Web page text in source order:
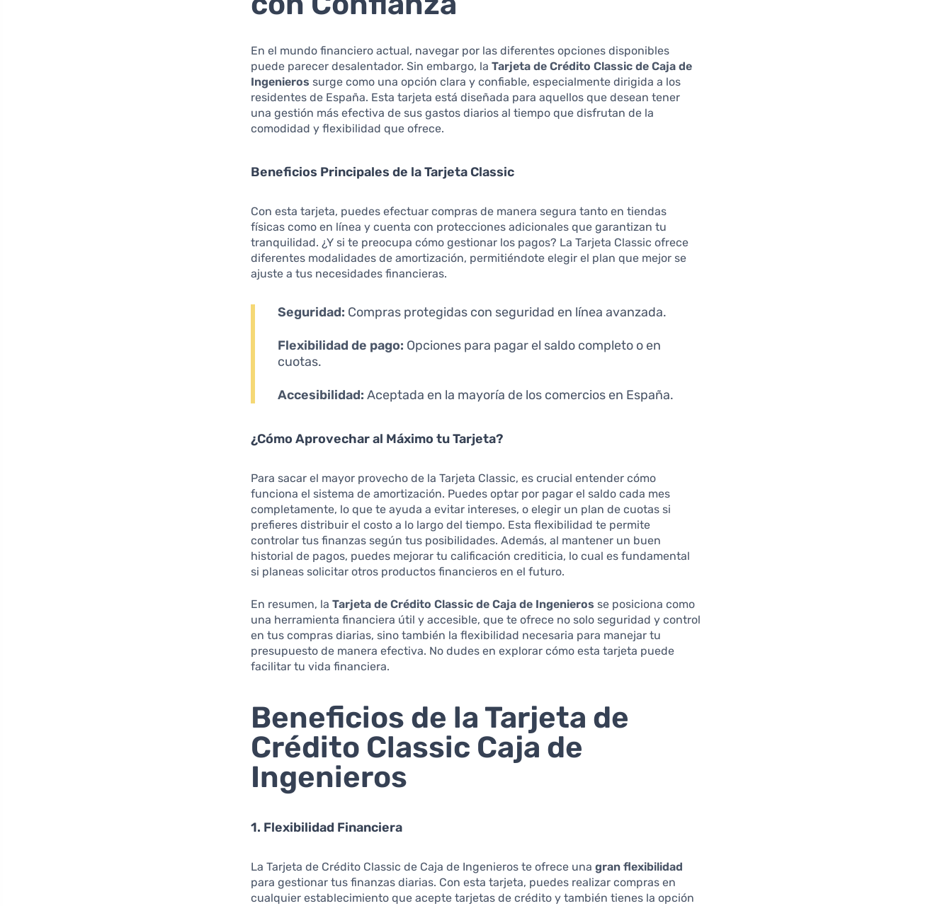
En el mundo financiero actual, navegar por las diferentes opciones disponibles
puede parecer desalentador. Sin embargo, laTarjeta de Crédito Classic de Caja de
Ingenieros surge como una opción clara y confiable, especialmente dirigida a los
residentes de España. Esta tarjeta está diseñada para aquellos que desean tener
una gestión más efectiva de sus gastos diarios al tiempo que disfrutan de la
comodidad y flexibilidad que ofrece.
Beneficios Principales de la Tarjeta Classic
Con esta tarjeta, puedes efectuar compras de manera segura tanto en tiendas
físicas como en línea y cuenta con protecciones adicionales que garantizan tu
tranquilidad. ¿Y si te preocupa cómo gestionar los pagos? La Tarjeta Classic ofrece
diferentes modalidades de amortización, permitiéndote elegir el plan que mejor se
ajuste a tus necesidades financieras.
Seguridad: Compras protegidas con seguridad en línea avanzada.
Flexibilidad de pago: Opciones para pagar el saldo completo o en
cuotas.
Accesibilidad: Aceptada en la mayoría de los comercios en España.
¿Cómo Aprovechar al Máximo tu Tarjeta?
Para sacar el mayor provecho de la Tarjeta Classic, es crucial entender cómo
funciona el sistema de amortización. Puedes optar por pagar el saldo cada mes
completamente, lo que te ayuda a evitar intereses, o elegir un plan de cuotas si
prefieres distribuir el costo a lo largo del tiempo. Esta flexibilidad te permite
controlar tus finanzas según tus posibilidades. Además, al mantener un buen
historial de pagos, puedes mejorar tu calificación crediticia, lo cual es fundamental
si planeas solicitar otros productos financieros en el futuro.
En resumen, laTarjeta de Crédito Classic de Caja de Ingenieros se posiciona como
una herramienta financiera útil y accesible, que te ofrece no solo seguridad y control
en tus compras diarias, sino también la flexibilidad necesaria para manejar tu
presupuesto de manera efectiva. No dudes en explorar cómo esta tarjeta puede
facilitar tu vida financiera.
Beneficios de la Tarjeta de
Crédito Classic Caja de
Ingenieros
1. Flexibilidad Financiera
La Tarjeta de Crédito Classic de Caja de Ingenieros te ofrece unagran flexibilidad
para gestionar tus finanzas diarias. Con esta tarjeta, puedes realizar compras en
cualquier establecimiento que acepte tarjetas de crédito y también tienes la opción